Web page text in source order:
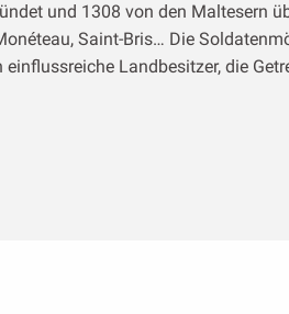
und 1308 von den Maltesern
Saint-Bris… Die
Landbesitzer, die